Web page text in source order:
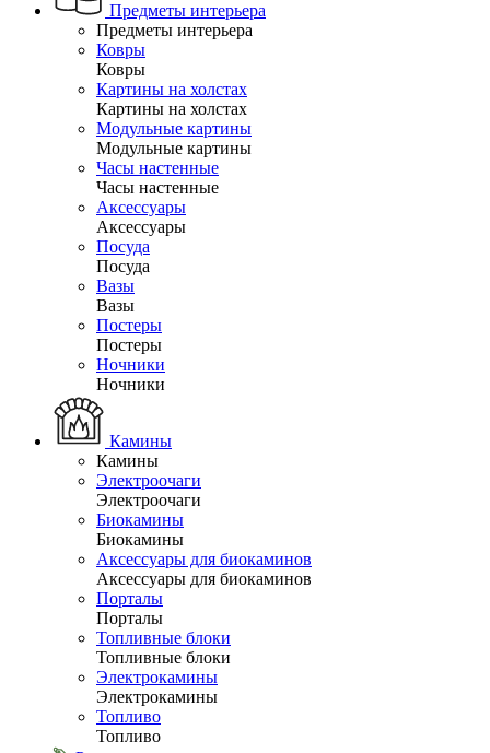
Предметы интерьера
Предметы интерьера
Ковры
Ковры
Картины на холстах
Картины на холстах
Модульные картины
Модульные картины
Часы настенные
Часы настенные
Аксессуары
Аксессуары
Посуда
Посуда
Вазы
Вазы
Постеры
Постеры
Ночники
Ночники
Камины
Камины
Электроочаги
Электроочаги
Биокамины
Биокамины
Аксессуары для биокаминов
Аксессуары для биокаминов
Порталы
Порталы
Топливные блоки
Топливные блоки
Электрокамины
Электрокамины
Топливо
Топливо